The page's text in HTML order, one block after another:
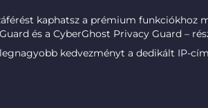
kaphatsz a prémium funkciókhoz
és a CyberGhost Privacy Guard –
kedvezményt a dedikált IP-